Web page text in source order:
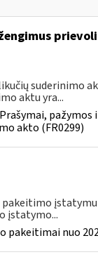
suderinimo
aktu yra...
Prašymai, pažymos
akto (FR0299)
įstatymu
įstatymo...
pakeitimai nuo